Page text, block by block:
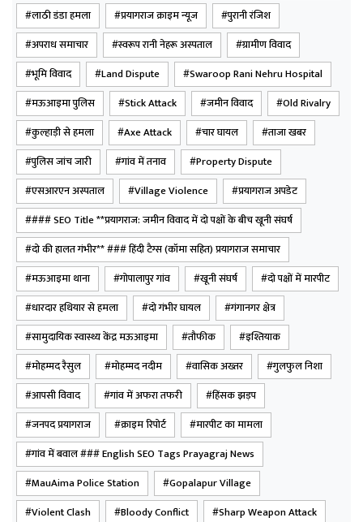
स्थानीय लोगों के अनुसार, सोमवार रात एक बार फिर दोनों पक्ष
आमने-सामने आ गए। पहले दोनों ओर से कहासुनी हुई, लेकिन कुछ
ही देर में मामला उग्र हो गया और दोनों पक्षों के लोग लाठी-डंडे लेकर
भिड़ गए। आरोप है कि इस दौरान कुल्हाड़ी सहित अन्य धारदार
हथियारों का भी इस्तेमाल किया गया। संघर्ष के दौरान गांव में अफरा-
तफरी मच गई और लोग अपने घरों में दुबक गए।
मारपीट में एक पक्ष के तौफीक और इश्तियाक तथा दूसरे पक्ष के
मोहम्मद रैसुल और मोहम्मद नदीम घायल हो गए। घटना की सूचना
मिलते ही मऊआइमा थाना पुलिस मौके पर पहुंची और हालात को
नियंत्रित किया। पुलिस ने सभी घायलों को तत्काल सामुदायिक
स्वास्थ्य केंद्र मऊआइमा पहुंचाया, जहां प्राथमिबीबीक उपचार के
बाद तौफीक और इश्तियाक की गंभीर स्थिति को देखते हुए उन्हें
एसआरएन अस्पताल प्रयागराज रेफर कर दिया गया
लाठी डंडा हमला
प्रयागराज क्राइम न्यूज
पुरानी रंजिश
अपराध समाचार
स्वरूप रानी नेहरू अस्पताल
ग्रामीण विवाद
भूमि विवाद
Land Dispute
Swaroop Rani Nehru Hospital
मऊआइमा पुलिस
Stick Attack जमीन विवाद
Old Rivalry
कुल्हाड़ी से हमला
Axe Attack चार घायल
ताजा खबर
पुलिस जांच जारी
गांव में तनाव
Property Dispute
एसआरएन अस्पताल
Village Violence
प्रयागराज अपडेट
### SEO Title **प्रयागराज: जमीन विवाद में दो पक्षों के बीच खूनी संघर्ष
दो की हालत गंभीर** ### हिंदी टैग्स (कॉमा सहित) प्रयागराज समाचार
मऊआइमा थाना
गोपालापुर गांव खूनी संघर्ष
दो पक्षों में मारपीट
धारदार हथियार से हमला
दो गंभीर घायल
गंगानगर क्षेत्र
सामुदायिक स्वास्थ्य केंद्र मऊआइमा
तौफीक
इश्तियाक
मोहम्मद रैसुल
मोहम्मद नदीम वासिक अख्तर
गुलफुल निशा
आपसी विवाद
गांव में अफरा तफरी
हिंसक झड़प
जनपद प्रयागराज
क्राइम रिपोर्ट
मारपीट का मामला
गांव में बवाल ### English SEO Tags Prayagraj News
MauAima Police Station
Gopalapur Village
Violent Clash
Bloody Conflict
Sharp Weapon Attack